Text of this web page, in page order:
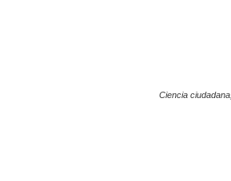
Ciencia ciudadana